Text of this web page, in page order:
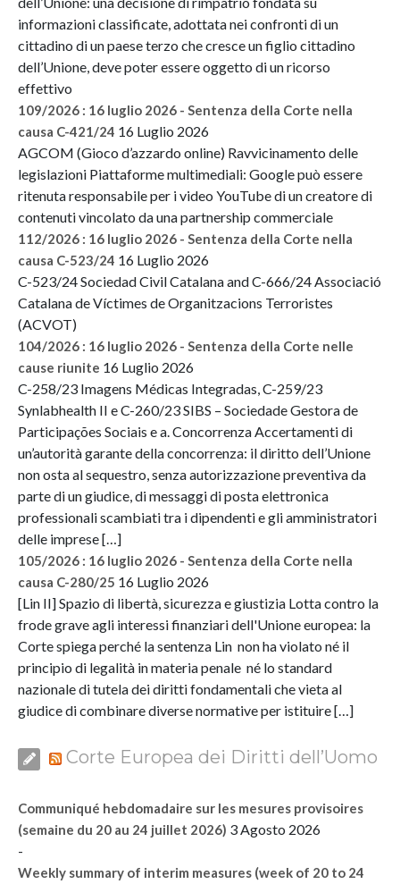
informazioni classificate, adottata nei confronti di un
cittadino di un paese terzo che cresce un figlio cittadino
dell’Unione, deve poter essere oggetto di un ricorso
effettivo
109/2026 : 16 luglio 2026 - Sentenza della Corte nella
causa C-421/24 16 Luglio 2026
AGCOM (Gioco d’azzardo online) Ravvicinamento delle
legislazioni Piattaforme multimediali: Google può essere
ritenuta responsabile per i video YouTube di un creatore di
contenuti vincolato da una partnership commerciale
112/2026 : 16 luglio 2026 - Sentenza della Corte nella
causa C-523/24 16 Luglio 2026
C-523/24 Sociedad Civil Catalana and C-666/24 Associació
Catalana de Víctimes de Organitzacions Terroristes
(ACVOT)
104/2026 : 16 luglio 2026 - Sentenza della Corte nelle
cause riunite 16 Luglio 2026
C-258/23 Imagens Médicas Integradas, C-259/23
Synlabhealth II e C-260/23 SIBS – Sociedade Gestora de
Participações Sociais e a. Concorrenza Accertamenti di
un’autorità garante della concorrenza: il diritto dell’Unione
non osta al sequestro, senza autorizzazione preventiva da
parte di un giudice, di messaggi di posta elettronica
professionali scambiati tra i dipendenti e gli amministratori
delle imprese […]
105/2026 : 16 luglio 2026 - Sentenza della Corte nella
causa C-280/25 16 Luglio 2026
[Lin II] Spazio di libertà, sicurezza e giustizia Lotta contro la
frode grave agli interessi finanziari dell'Unione europea: la
Corte spiega perché la sentenza Lin non ha violato né il
principio di legalità in materia penale né lo standard
nazionale di tutela dei diritti fondamentali che vieta al
giudice di combinare diverse normative per istituire […]
Corte Europea dei Diritti dell’Uomo
Communiqué hebdomadaire sur les mesures provisoires
(semaine du 20 au 24 juillet 2026) 3 Agosto 2026
-
Weekly summary of interim measures (week of 20 to 24